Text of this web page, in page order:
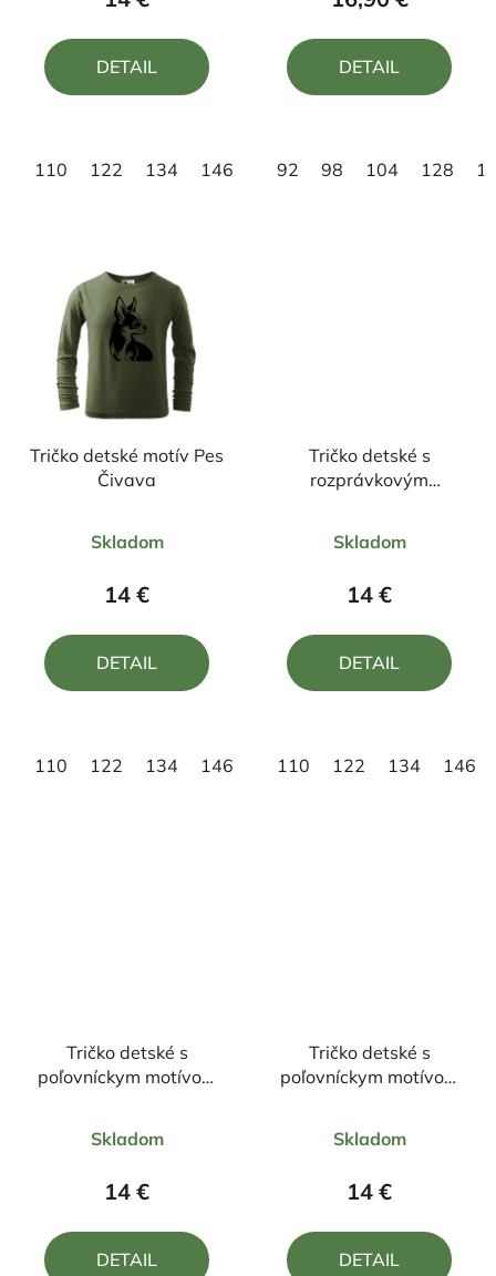
5,0
z
DETAIL
110 122 134 146 158
5,0
z
DETAIL
92 98 104 128
Tričko detské motív Pes
Čivava
hodnotenie
produktu
z
Skladom
14 €
DETAIL
110 122 134 146 158
Tričko detské s
rozprávkovým
hodnotenie
produktu
z
Skladom
14 €
DETAIL
110 122 134 146
Tričko detské s
poľovníckym motívom
hodnotenie
produktu
5,0
z
Skladom
14 €
DETAIL
Tričko detské s
poľovníckym motívom
hodnotenie
produktu
5,0
z
Skladom
14 €
DETAIL